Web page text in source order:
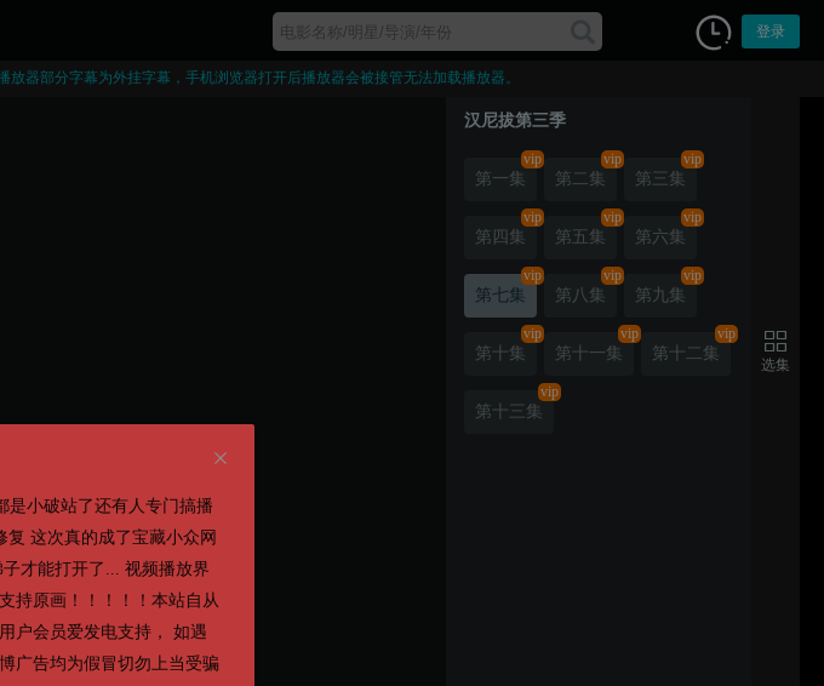
登录
是小破站了还有人专门搞播
这次真的成了宝藏小众网
才能打开了... 视频播放界
持原画！！！！！本站自从
户会员爱发电支持， 如遇
广告均为假冒切勿上当受骗
器部分字幕为外挂字幕，手机浏览器打开后播放器会被接管无法加载播放器。
汉尼拔第三季
第一集
vip
第二集
vip
第三集
vip
第四集
vip
第五集
vip
第六集
vip
第七集
vip
第八集
vip
第九集
vip
第十集
vip
第十一集
vip
第十二集
vip
第十三集
vip
选集